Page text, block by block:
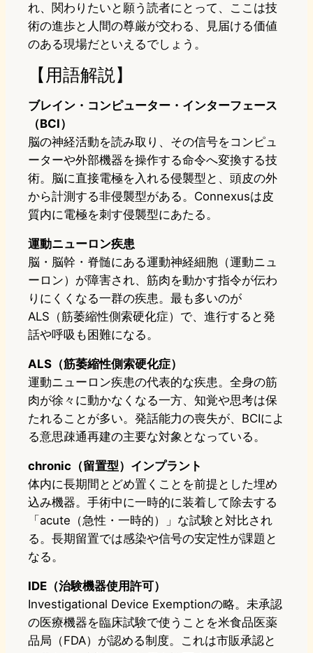
れ、関わりたいと願う読者にとって、ここは技
術の進歩と人間の尊厳が交わる、見届ける価値
のある現場だといえるでしょう。
【用語解説】
ブレイン・コンピューター・インターフェース
（BCI）
脳の神経活動を読み取り、その信号をコンピュ
ーターや外部機器を操作する命令へ変換する技
術。脳に直接電極を入れる侵襲型と、頭皮の外
から計測する非侵襲型がある。Connexusは皮
質内に電極を刺す侵襲型にあたる。
運動ニューロン疾患
脳・脳幹・脊髄にある運動神経細胞（運動ニュ
ーロン）が障害され、筋肉を動かす指令が伝わ
りにくくなる一群の疾患。最も多いのが
ALS（筋萎縮性側索硬化症）で、進行すると発
話や呼吸も困難になる。
ALS（筋萎縮性側索硬化症）
運動ニューロン疾患の代表的な疾患。全身の筋
肉が徐々に動かなくなる一方、知覚や思考は保
たれることが多い。発話能力の喪失が、BCIによ
る意思疎通再建の主要な対象となっている。
chronic（留置型）インプラント
体内に長期間とどめ置くことを前提とした埋め
込み機器。手術中に一時的に装着して除去する
「acute（急性・一時的）」な試験と対比され
る。長期留置では感染や信号の安定性が課題と
なる。
IDE（治験機器使用許可）
Investigational Device Exemptionの略。未承認
の医療機器を臨床試験で使うことを米食品医薬
品局（FDA）が認める制度。これは市販承認と